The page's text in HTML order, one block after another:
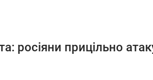
росіяни прицільно